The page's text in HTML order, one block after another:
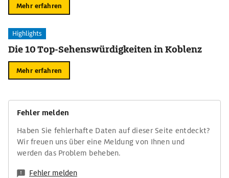
Mehr erfahren
Highlights
Die 10 Top-Sehenswürdigkeiten in Koblenz
Mehr erfahren
Fehler melden
Haben Sie fehlerhafte Daten auf dieser Seite entdeckt?
Wir freuen uns über eine Meldung von Ihnen und
werden das Problem beheben.
Fehler melden